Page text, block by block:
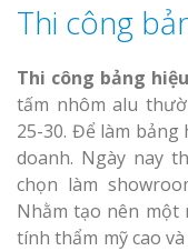
Thi công
Thi công bảng
tấm nhôm alu
25-30. Để làm bảng
doanh. Ngày nay
chọn làm
Nhằm tạo nên một
tính thẩm mỹ cao
Làm bảng
Biên Hòa